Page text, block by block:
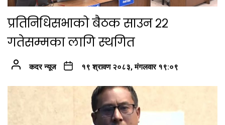
प्रतिनिधिसभाको बैठक साउन २२
गतेसम्मका लागि स्थगित
कदर न्यूज १९ श्रावण २०८३, मंगलवार १९:०९